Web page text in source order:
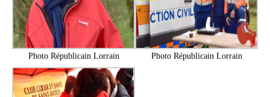
Photo Républicain Lorrain Photo Républicain Lorrain